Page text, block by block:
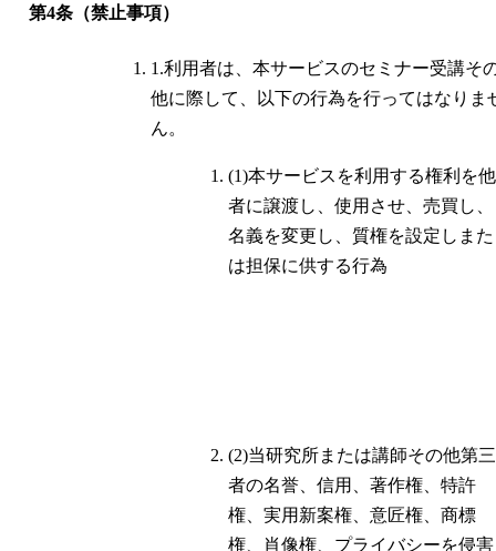
第4条（禁止事項）
1.利用者は、本サービスのセミナー受講そ
他に際して、以下の行為を行ってはなりま
ん。
(1)本サービスを利用する権利を他
者に譲渡し、使用させ、売買し、
名義を変更し、質権を設定しまた
は担保に供する行為
(2)当研究所または講師その他第三
者の名誉、信用、著作権、特許
権、実用新案権、意匠権、商標
権、肖像権、プライバシーを侵害